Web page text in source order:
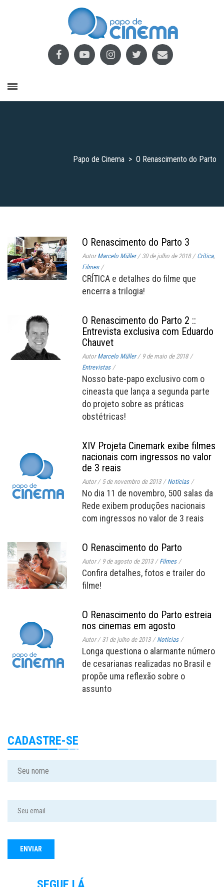
Papo de Cinema > O Renascimento do Parto
O Renascimento do Parto 3
AutorMarcelo Müller / 30 de julho de 2018 / Crítica,
Filmes /
CRÍTICA e detalhes do filme que
encerra a trilogia!
O Renascimento do Parto 2 ::
Entrevista exclusiva com Eduardo
Chauvet
AutorMarcelo Müller / 9 de maio de 2018 /
Entrevistas /
Nosso bate-papo exclusivo com o
cineasta que lança a segunda parte
do projeto sobre as práticas
obstétricas!
XIV Projeta Cinemark exibe filmes
nacionais com ingressos no valor
de 3 reais
Autor/ 5 de novembro de 2013 / Notícias /
No dia 11 de novembro, 500 salas da
Rede exibem produções nacionais
com ingressos no valor de 3 reais
O Renascimento do Parto
Autor/ 9 de agosto de 2013 / Filmes /
Confira detalhes, fotos e trailer do
filme!
O Renascimento do Parto estreia
nos cinemas em agosto
Autor/ 31 de julho de 2013 / Notícias /
Longa questiona o alarmante número
de cesarianas realizadas no Brasil e
propõe uma reflexão sobre o
assunto
CADASTRE-SE